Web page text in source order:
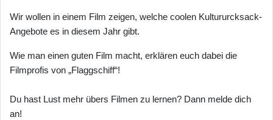
Wir wollen in einem Film zeigen, welche coolen Kultururcksack-
Angebote es in diesem Jahr gibt.
Wie man einen guten Film macht, erklären euch dabei die
Filmprofis von „Flaggschiff“!
Du hast Lust mehr übers Filmen zu lernen? Dann melde dich
an!